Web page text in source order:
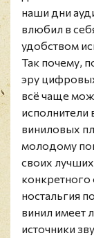
наши дни
влюбил в
удобством
Так почему,
эру
всё чаще
исполнители
виниловых
молодому
своих
конкретного
ностальгия
винил имеет
источники